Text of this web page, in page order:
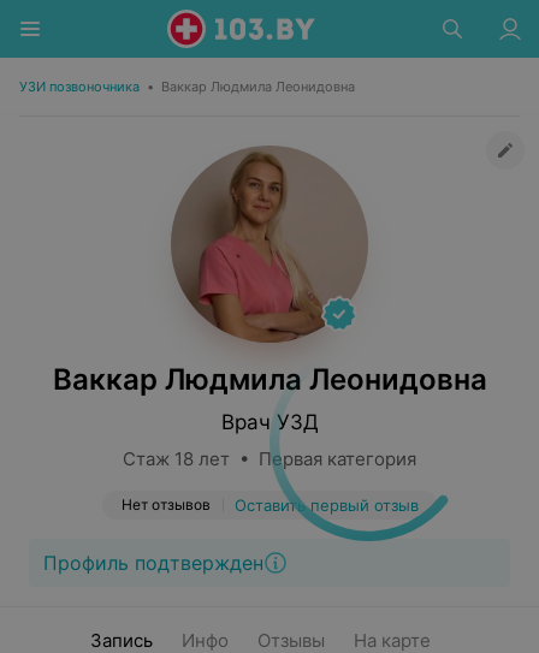
УЗИ позвоночника • Ваккар Людмила Леонидовна
Ваккар Людмила Леонидовна
Врач УЗД
Стаж 18 лет • Первая категория
Нет отзывов Оставить первый отзыв
Профиль подтвержден
Запись Инфо Отзывы На карте